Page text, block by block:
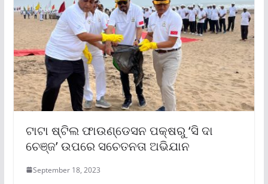
ଟାଟା ଷ୍ଟିଲ ଫାଉଣ୍ଡେସନ ପକ୍ଷରୁ ‘ସି ଦା
ଚେଞ୍ଜ’ ଉପରେ ସଚେତନତା ଅଭିଯାନ
September 18, 2023